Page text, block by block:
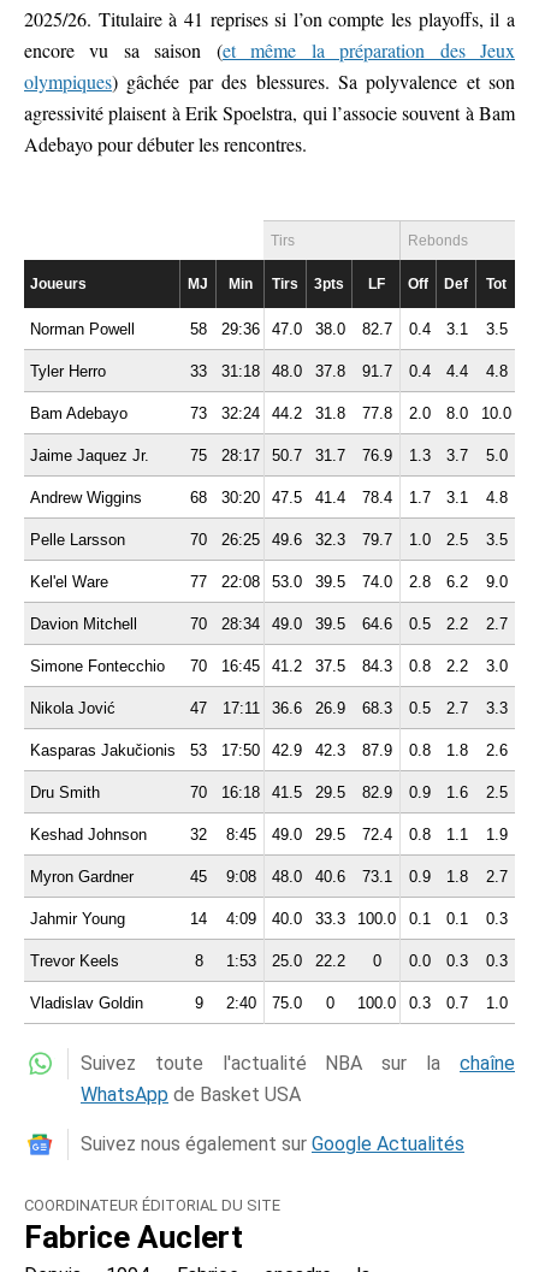
2025/26. Titulaire à 41 reprises si l’on compte les playoffs, il a
encore vu sa saison (et même la préparation des Jeux
olympiques) gâchée par des blessures. Sa polyvalence et son
agressivité plaisent à Erik Spoelstra, qui l’associe souvent à Bam
Adebayo pour débuter les rencontres.
Tirs Rebonds
Joueurs MJ Min Tirs 3pts LF Off Def Tot
Norman Powell 58 29:36 47.0 38.0 82.7 0.4 3.1 3.5
Tyler Herro 33 31:18 48.0 37.8 91.7 0.4 4.4 4.8
Bam Adebayo 73 32:24 44.2 31.8 77.8 2.0 8.0 10.0
Jaime Jaquez Jr. 75 28:17 50.7 31.7 76.9 1.3 3.7 5.0
Andrew Wiggins 68 30:20 47.5 41.4 78.4 1.7 3.1 4.8
Pelle Larsson 70 26:25 49.6 32.3 79.7 1.0 2.5 3.5
Kel'el Ware 77 22:08 53.0 39.5 74.0 2.8 6.2 9.0
Davion Mitchell 70 28:34 49.0 39.5 64.6 0.5 2.2 2.7
Simone Fontecchio 70 16:45 41.2 37.5 84.3 0.8 2.2 3.0
Nikola Jović 47 17:11 36.6 26.9 68.3 0.5 2.7 3.3
Kasparas Jakučionis 53 17:50 42.9 42.3 87.9 0.8 1.8 2.6
Dru Smith 70 16:18 41.5 29.5 82.9 0.9 1.6 2.5
Keshad Johnson 32 8:45 49.0 29.5 72.4 0.8 1.1 1.9
Myron Gardner 45 9:08 48.0 40.6 73.1 0.9 1.8 2.7
Jahmir Young 14 4:09 40.0 33.3 100.0 0.1 0.1 0.3
Trevor Keels 8 1:53 25.0 22.2 0 0.0 0.3 0.3
Vladislav Goldin 9 2:40 75.0 0 100.0 0.3 0.7 1.0
Suivez toute l'actualité NBA sur la chaîne
WhatsApp de Basket USA
Suivez nous également sur Google Actualités
COORDINATEUR ÉDITORIAL DU SITE
Fabrice Auclert